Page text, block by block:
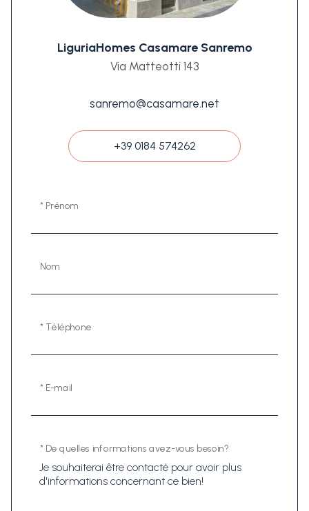
LiguriaHomes Casamare Sanremo
Via Matteotti 143
sanremo@casamare.net
+39 0184 574262
* Prénom
Nom
* Téléphone
* E-mail
* De quelles informations avez-vous besoin?